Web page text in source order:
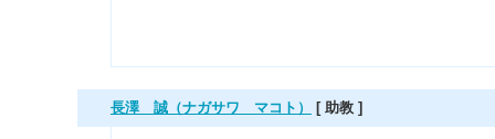
長澤 誠（ナガサワ マコト） [ 助教 ]